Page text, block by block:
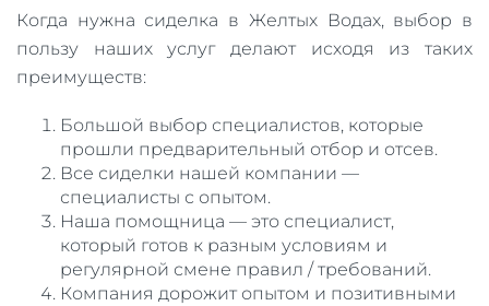
Когда нужна сиделка в Желтых Водах, выбор в
пользу наших услуг делают исходя из таких
преимуществ:
Большой выбор специалистов, которые
прошли предварительный отбор и отсев.
Все сиделки нашей компании —
специалисты с опытом.
Наша помощница — это специалист,
который готов к разным условиям и
регулярной смене правил / требований.
Компания дорожит опытом и позитивными